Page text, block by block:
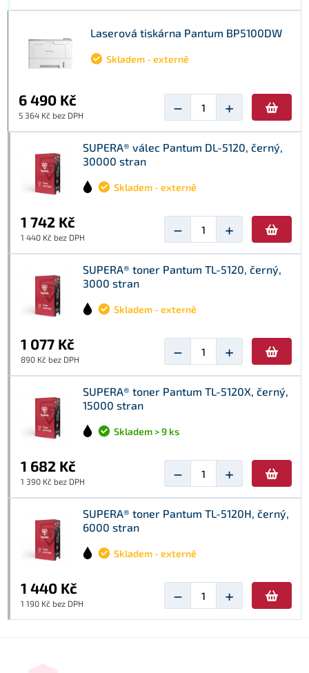
Laserová tiskárna Pantum BP5100DW
Skladem - externě
6 490 Kč
5 364 Kč bez DPH − +
SUPERA® válec Pantum DL-5120, černý,
30000 stran
Skladem - externě
1 742 Kč
1 440 Kč bez DPH − +
SUPERA® toner Pantum TL-5120, černý,
3000 stran
Skladem - externě
1 077 Kč
890 Kč bez DPH − +
SUPERA® toner Pantum TL-5120X, černý,
15000 stran
Skladem > 9 ks
1 682 Kč
1 390 Kč bez DPH − +
SUPERA® toner Pantum TL-5120H, černý,
6000 stran
Skladem - externě
1 440 Kč
1 190 Kč bez DPH − +